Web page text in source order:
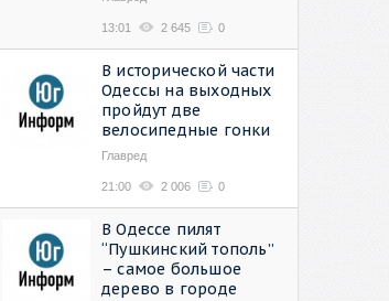
13:01 2 645 0
В исторической части
Одессы на выходных
пройдут две
велосипедные гонки
Главред
21:00 2 006 0
В Одессе пилят
“Пушкинский тополь”
– самое большое
дерево в городе